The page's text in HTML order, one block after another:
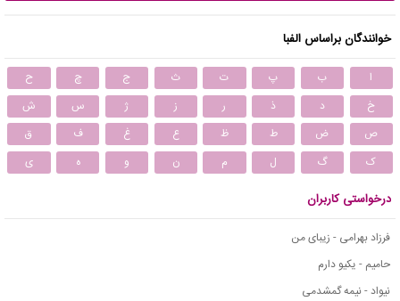
خوانندگان براساس الفبا
ا ب پ ت ث ج چ
ح
خ
د ذ ر ز ژ س
ش
ص
ض ط ظ ع غ ف
ق
ک
گ ل م ن و ه ی
درخواستی کاربران
فرزاد بهرامی - زیبای من
حامیم - یکیو دارم
نیواد - نیمه گمشدمی